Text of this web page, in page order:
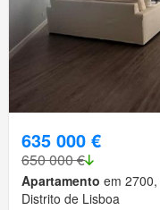
635 000 €
650 000 €
Apartamento em
Distrito de Lisboa